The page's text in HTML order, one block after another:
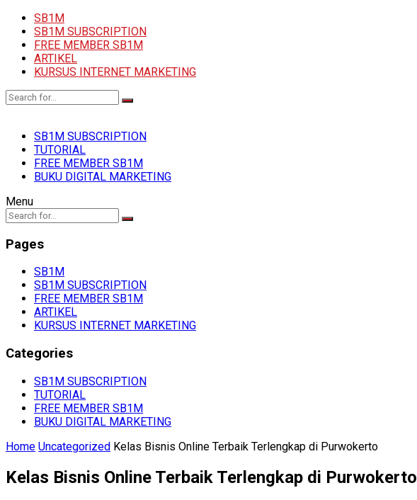
SB1M
SB1M SUBSCRIPTION
FREE MEMBER SB1M
ARTIKEL
KURSUS INTERNET MARKETING
SB1M SUBSCRIPTION
TUTORIAL
FREE MEMBER SB1M
BUKU DIGITAL MARKETING
Menu
Pages
SB1M
SB1M SUBSCRIPTION
FREE MEMBER SB1M
ARTIKEL
KURSUS INTERNET MARKETING
Categories
SB1M SUBSCRIPTION
TUTORIAL
FREE MEMBER SB1M
BUKU DIGITAL MARKETING
Home Uncategorized Kelas Bisnis Online Terbaik Terlengkap di Purwokerto
Kelas Bisnis Online Terbaik Terlengkap di Purwokerto